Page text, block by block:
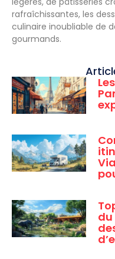
du
rafraîchissantes, les
culinaire inoubliable de
gourmands.